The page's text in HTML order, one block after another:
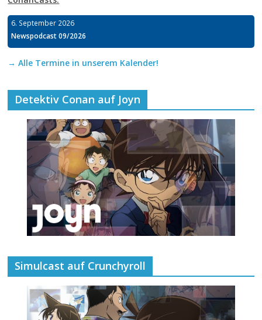
6. September 2026
Newspodcast 09/2026
→ Alle Termine in unserem Kalender!
Detektiv Conan auf Joyn
Simulcast auf Crunchyroll